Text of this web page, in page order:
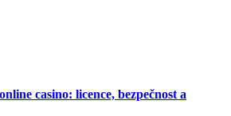
casino: licence, bezpečnost a